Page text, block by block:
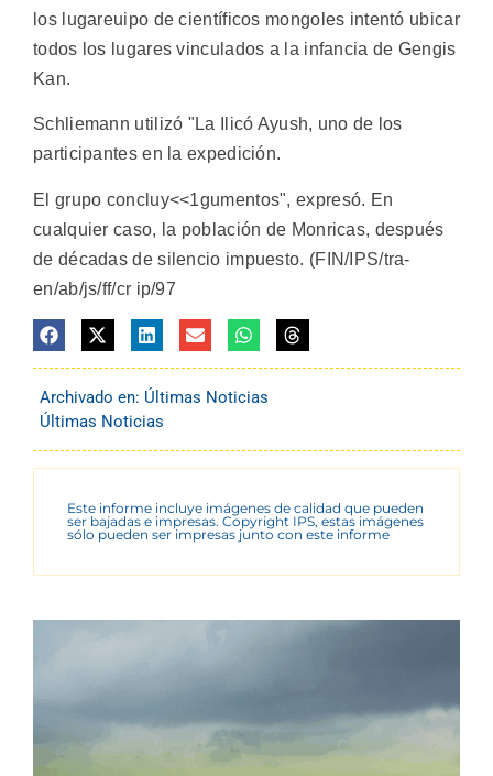
los lugareuipo de científicos mongoles intentó ubicar
todos los lugares vinculados a la infancia de Gengis
Kan.
Schliemann utilizó "La Ilicó Ayush, uno de los
participantes en la expedición.
El grupo concluy<<1gumentos", expresó. En
cualquier caso, la población de Monricas, después
de décadas de silencio impuesto. (FIN/IPS/tra-
en/ab/js/ff/cr ip/97
Archivado en: Últimas Noticias
Últimas Noticias
Este informe incluye imágenes de calidad que pueden
ser bajadas e impresas. Copyright IPS, estas imágenes
sólo pueden ser impresas junto con este informe